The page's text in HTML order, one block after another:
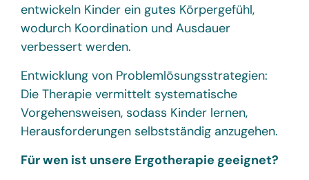
entwickeln Kinder ein gutes Körpergefühl,
wodurch Koordination und Ausdauer
verbessert werden.
Entwicklung von Problemlösungsstrategien:
Die Therapie vermittelt systematische
Vorgehensweisen, sodass Kinder lernen,
Herausforderungen selbstständig anzugehen.
Für wen ist unsere Ergotherapie geeignet?